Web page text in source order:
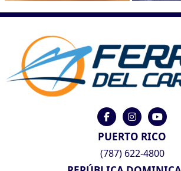
PUERTO RICO
(787) 622-4800